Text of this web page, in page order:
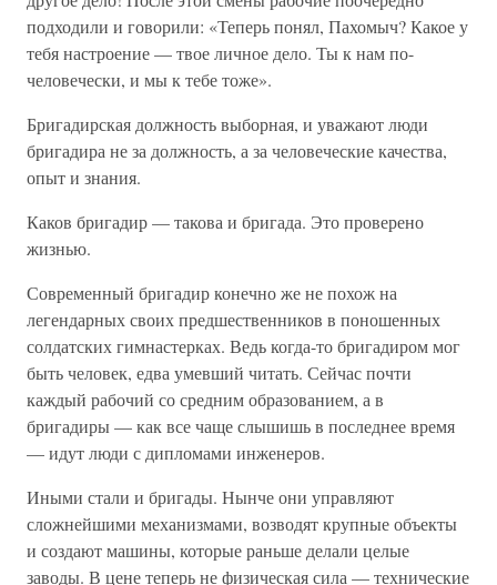
подходили и говорили: «Теперь понял, Пахомыч? Какое у
тебя настроение — твое личное дело. Ты к нам по-
человечески, и мы к тебе тоже».
Бригадирская должность выборная, и уважают люди
бригадира не за должность, а за человеческие качества,
опыт и знания.
Каков бригадир — такова и бригада. Это проверено
жизнью.
Современный бригадир конечно же не похож на
легендарных своих предшественников в поношенных
солдатских гимнастерках. Ведь когда-то бригадиром мог
быть человек, едва умевший читать. Сейчас почти
каждый рабочий со средним образованием, а в
бригадиры — как все чаще слышишь в последнее время
— идут люди с дипломами инженеров.
Иными стали и бригады. Нынче они управляют
сложнейшими механизмами, возводят крупные объекты
и создают машины, которые раньше делали целые
заводы. В цене теперь не физическая сила — технические